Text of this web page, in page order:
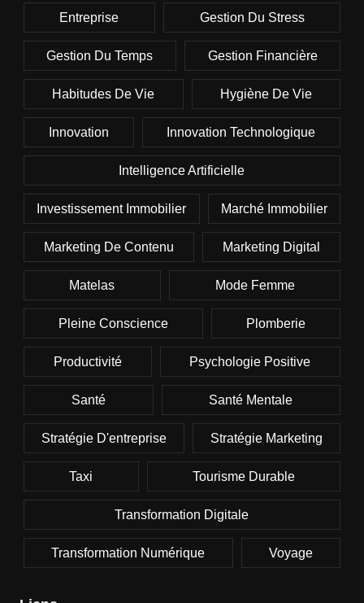
Entreprise Gestion Du Stress
Gestion Du Temps Gestion Financière
Habitudes De Vie Hygiène De Vie
Innovation Innovation Technologique
Intelligence Artificielle
Investissement Immobilier Marché Immobilier
Marketing De Contenu Marketing Digital
Matelas Mode Femme
Pleine Conscience Plomberie
Productivité Psychologie Positive
Santé Santé Mentale
Stratégie D'entreprise Stratégie Marketing
Taxi Tourisme Durable
Transformation Digitale
Transformation Numérique Voyage